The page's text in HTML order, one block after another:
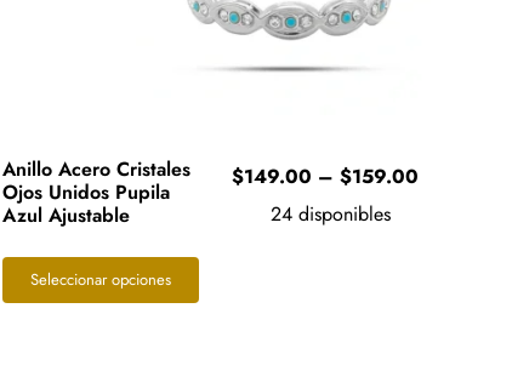
Anillo Acero Cristales
Ojos Unidos Pupila
Azul Ajustable
$149.00 – $159.00Price
24 disponibles
Seleccionar opciones
producto